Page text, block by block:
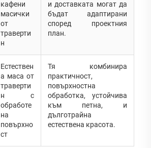
кафени
масички
от
траверти
н
и доставката могат да
бъдат адаптирани
според проектния
план.
Естествен
а маса от
траверти
н с
обработе
на
повърхно
ст
Тя комбинира
практичност,
повърхностна
обработка, устойчива
към петна, и
дълготрайна
естествена красота.